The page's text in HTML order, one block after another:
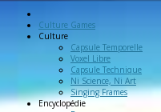
Culture Games
Culture
Capsule Temporelle
Voxel Libre
Capsule Technique
Ni Science, Ni Art
Singing Frames
Encyclopédie